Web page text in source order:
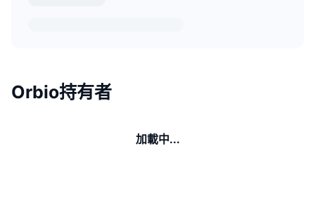
Orbio持有者
加載中...